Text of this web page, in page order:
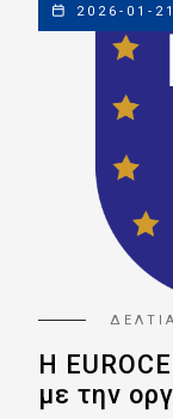
2026-01-21
Η
με την